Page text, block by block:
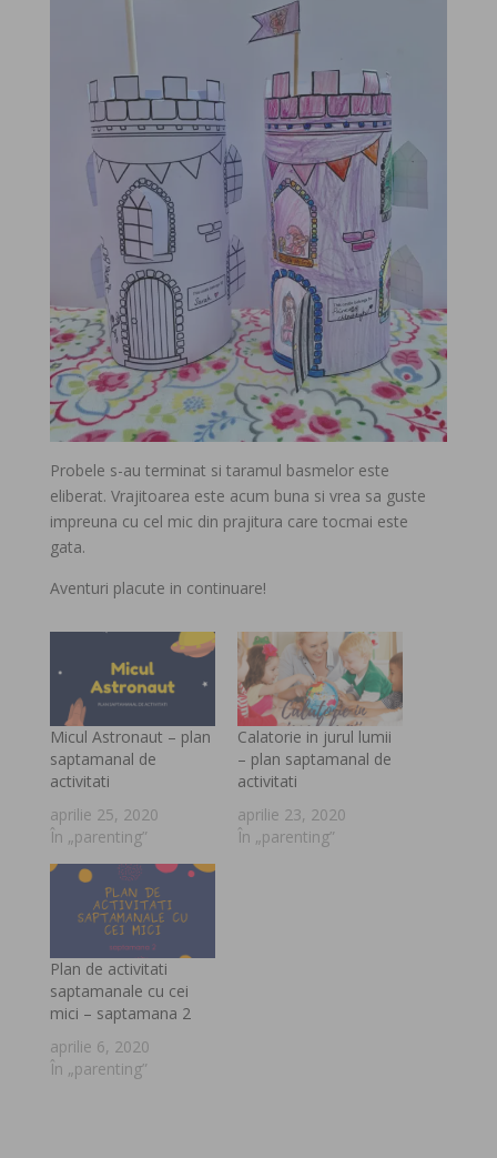
Probele s-au terminat si taramul basmelor este
eliberat. Vrajitoarea este acum buna si vrea sa guste
impreuna cu cel mic din prajitura care tocmai este
gata.
Aventuri placute in continuare!
Micul Astronaut – plan
saptamanal de
activitati
aprilie 25, 2020
În „parenting”
Calatorie in jurul lumii
– plan saptamanal de
activitati
aprilie 23, 2020
În „parenting”
Plan de activitati
saptamanale cu cei
mici – saptamana 2
aprilie 6, 2020
În „parenting”